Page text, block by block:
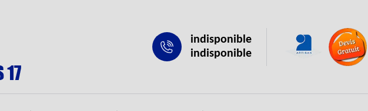
indisponible
indisponible